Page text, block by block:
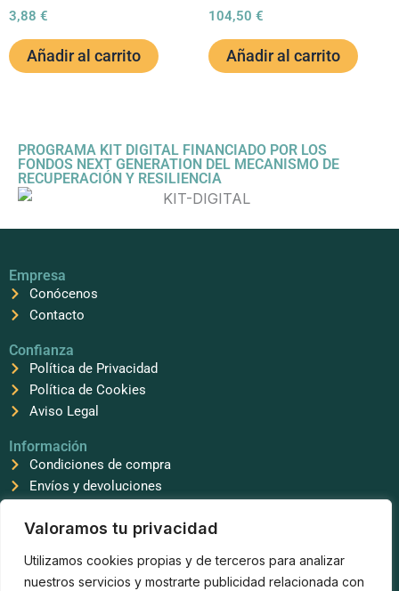
Valoramos tu privacidad
Utilizamos cookies propias y de terceros para analizar
nuestros servicios y mostrarte publicidad relacionada con
3,88 €
Añadir al carrito
104,50 €
Añadir al carrito
PROGRAMA KIT DIGITAL FINANCIADO POR LOS
FONDOS NEXT GENERATION DEL MECANISMO DE
RECUPERACIÓN Y RESILIENCIA
Empresa
Conócenos
Contacto
Confianza
Política de Privacidad
Política de Cookies
Aviso Legal
Información
Condiciones de compra
Envíos y devoluciones
Síguenos
F
c
e
T
k
t
I
s
t